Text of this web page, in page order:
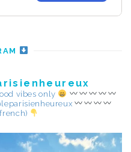
vibes only